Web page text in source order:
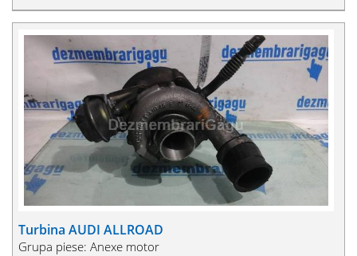
Turbina AUDI ALLROAD
Grupa piese: Anexe motor